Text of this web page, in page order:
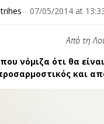
trihes 07/05/2014 at
Από τη
νόμιζα ότι θα
και